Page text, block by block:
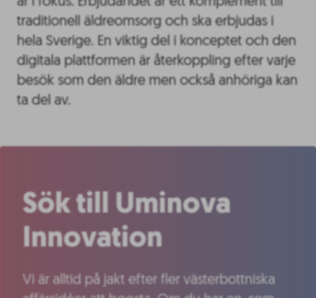
traditionell äldreomsorg och ska erbjudas i
hela Sverige. En viktig del i konceptet och den
digitala plattformen är återkoppling efter varje
besök som den äldre men också anhöriga kan
ta del av.
Sök till Uminova
Innovation
Vi är alltid på jakt efter fler västerbottniska